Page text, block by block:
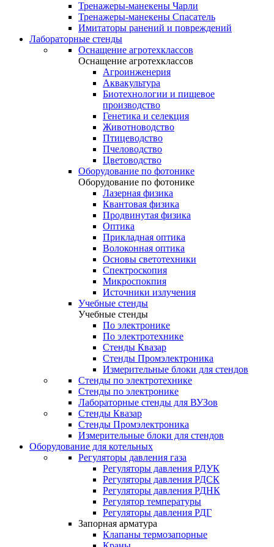
Тренажеры-манекены Чарли
Тренажеры-манекены Спасатель
Имитаторы ранений и повреждений
Лабораторные стенды
Оснащение агротехклассов
Оснащение агротехклассов
Агроинженерия
Аквакультура
Биотехнологии и пищевое
производство
Генетика и селекция
Животноводство
Птицеводство
Пчеловодство
Цветоводство
Оборудование по фотонике
Оборудование по фотонике
Лазерная физика
Квантовая физика
Продвинутая физика
Оптика
Прикладная оптика
Волоконная оптика
Основы светотехники
Спектроскопия
Микроспокпия
Источники излучения
Учебные стенды
Учебные стенды
По электронике
По электротехнике
Стенды Квазар
Стенды Промэлектроника
Измерительные блоки для стендов
Стенды по электротехнике
Стенды по электронике
Лабораторные стенды для ВУЗов
Стенды Квазар
Стенды Промэлектроника
Измерительные блоки для стендов
Оборудование для котельных
Регуляторы давления газа
Регуляторы давления РДУК
Регуляторы давления РДСК
Регуляторы давления РДНК
Регулятор температуры
Регуляторы давления РДГ
Запорная арматура
Клапаны термозапорные